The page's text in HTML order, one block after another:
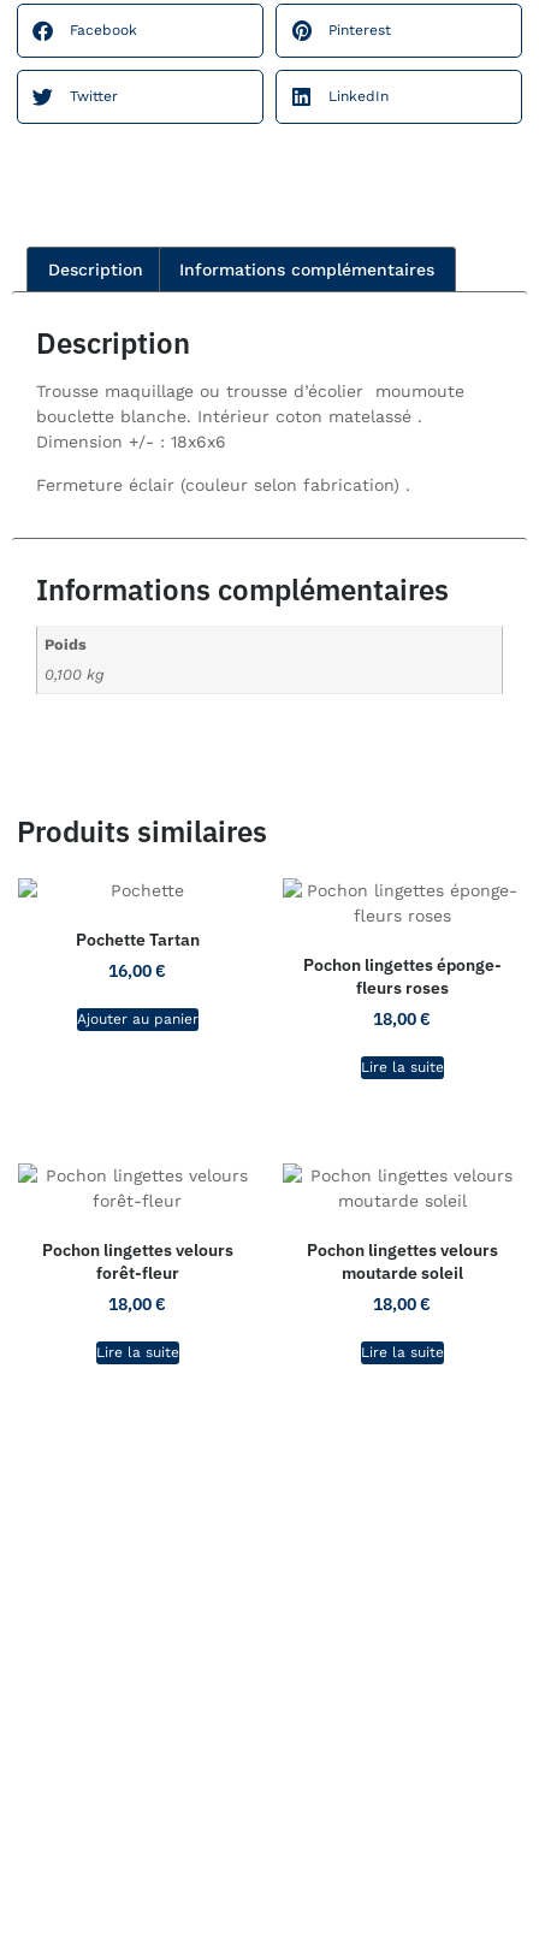
Facebook Pinterest
Twitter LinkedIn
Description Informations complémentaires
Description
Trousse maquillage ou trousse d’écolier moumoute
bouclette blanche. Intérieur coton matelassé .
Dimension +/- : 18x6x6
Fermeture éclair (couleur selon fabrication) .
Informations complémentaires
Poids
0,100 kg
Produits similaires
Pochette Tartan
16,00€
Ajouter au panier
Pochon lingettes éponge-
fleurs roses
18,00€
Lire la suite
Pochon lingettes velours
forêt-fleur
18,00€
Lire la suite
Pochon lingettes velours
moutarde soleil
18,00€
Lire la suite